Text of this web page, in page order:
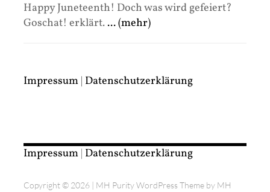
Happy Juneteenth! Doch was wird gefeiert?
Goschat! erklärt. ... (mehr)
Impressum | Datenschutzerklärung
Impressum | Datenschutzerklärung
Copyright © 2026 | MH Purity WordPress Theme by MH